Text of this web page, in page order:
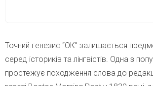
Точний генезис “ОК” залишається
серед істориків та лінгвістів. Одна з
простежує походження слова до